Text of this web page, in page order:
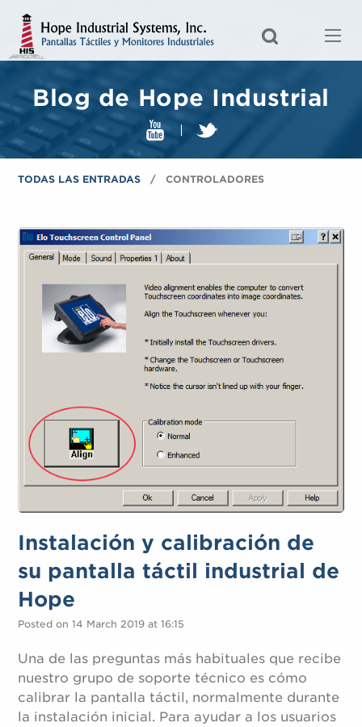
Blog de Hope Industrial
TODAS LAS ENTRADAS CONTROLADORES
Instalación y calibración de
su pantalla táctil industrial de
Hope
Posted on 14 March 2019 at 16:15
Una de las preguntas más habituales que recibe
nuestro grupo de soporte técnico es cómo
calibrar la pantalla táctil, normalmente durante
la instalación inicial. Para ayudar a los usuarios